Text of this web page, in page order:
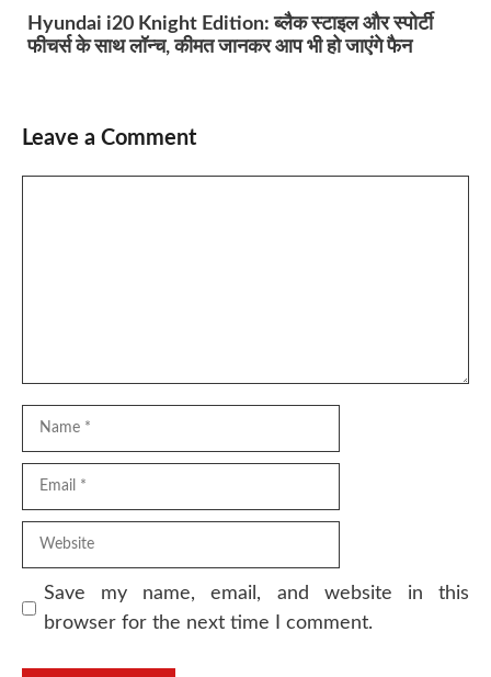
Hyundai i20 Knight Edition: ब्लैक स्टाइल और स्पोर्टी
फीचर्स के साथ लॉन्च, कीमत जानकर आप भी हो जाएंगे फैन
Leave a Comment
Save my name, email, and website in this
browser for the next time I comment.